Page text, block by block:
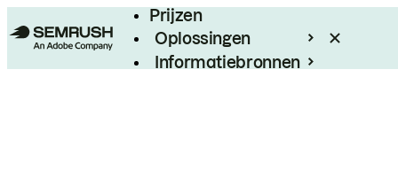
Prijzen
Oplossingen
Informatiebronnen